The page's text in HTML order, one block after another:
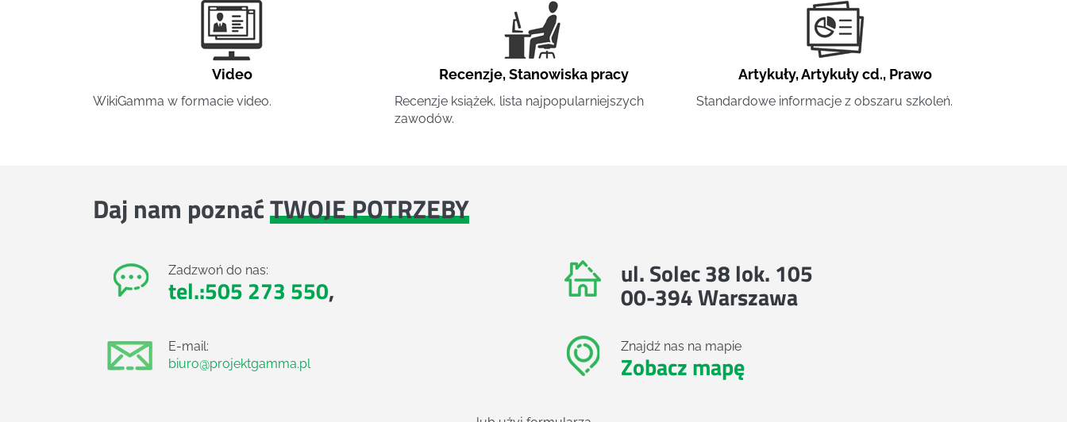
Video
WikiGamma w formacie video.
Recenzje,Stanowiska pracy
Recenzje książek, lista najpopularniejszych
zawodów.
Artykuły,Artykuły cd., Prawo
Standardowe informacje z obszaru szkoleń.
Daj nam poznaćTWOJE POTRZEBY
Zadzwoń do nas:
tel.:505 273 550,
E-mail:
biuro@projektgamma.pl
ul. Solec 38 lok. 105
00-394 Warszawa
Znajdź nas na mapie
Zobacz mapę